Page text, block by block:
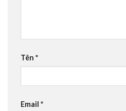
Tên *
Email *